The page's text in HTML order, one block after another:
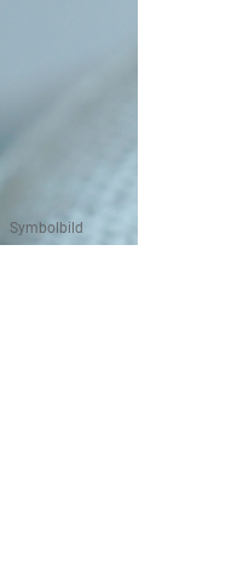
Symbolbild